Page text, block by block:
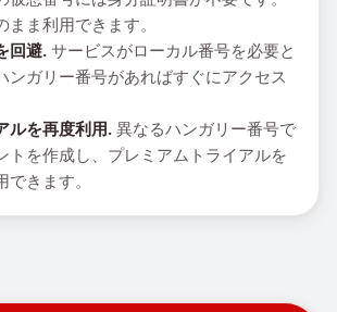
まま利用できます。
回避. サービスがローカル番号を必要と
ンガリー番号があればすぐにアクセス
ルを再度利用.異なるハンガリー番号で
トを作成し、プレミアムトライアルを
きます。